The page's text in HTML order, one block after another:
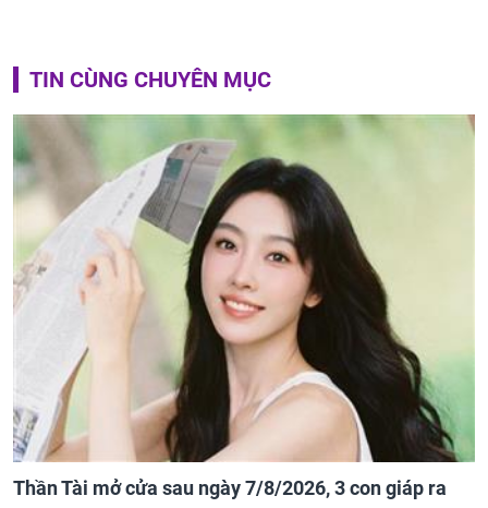
TIN CÙNG CHUYÊN MỤC
Thần Tài mở cửa sau ngày 7/8/2026, 3 con giáp ra